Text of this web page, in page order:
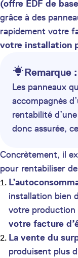
(offre EDF de
grâce à des
rapidement votre
votre installation
Remarque :
Les panneaux
accompagnés
rentabilité
donc assurée,
Concrètement, il
pour rentabiliser
installation bien
votre production
votre facture
La vente du
produisent plus